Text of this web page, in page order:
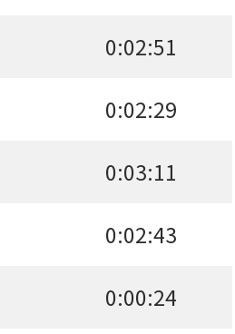
0:02:51
0:02:29
0:03:11
0:02:43
0:00:24